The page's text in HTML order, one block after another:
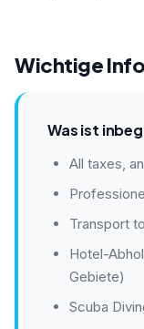
Wichtige
Was ist
All taxes,
Transport
Hotel-
Gebiete)
Scuba